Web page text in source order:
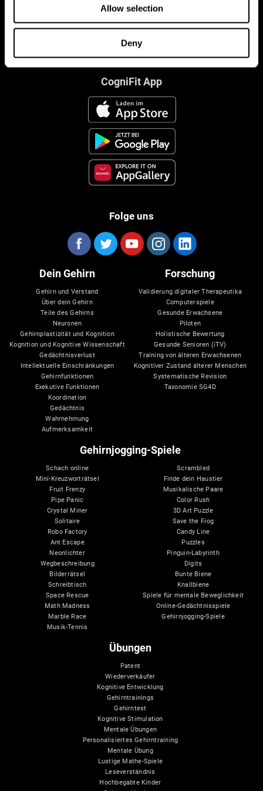
Allow selection
Deny
CogniFit App
Folge uns
Dein Gehirn
Gehirn und Verstand
Über dein Gehirn
Teile des Gehirns
Neuronen
Gehirnplastizität und Kognition
Kognition und Kognitive Wissenschaft
Gedächtnisverlust
Intellektuelle Einschränkungen
Gehirnfunktionen
Exekutive Funktionen
Koordination
Gedächtnis
Wahrnehmung
Aufmerksamkeit
Forschung
Validierung digitaler Therapeutika
Computerspiele
Gesunde Erwachsene
Piloten
Holistische Bewertung
Gesunde Senioren (iTV)
Training von älteren Erwachsenen
Kognitiver Zustand älterer Menschen
Systematische Revision
Taxonomie SG4D
Gehirnjogging-Spiele
Schach online
Mini-Kreuzworträtsel
Fruit Frenzy
Pipe Panic
Crystal Miner
Solitaire
Robo Factory
Ant Escape
Neonlichter
Wegbeschreibung
Bilderrätsel
Schreibtisch
Space Rescue
Math Madness
Marble Race
Musik-Tennis
Scrambled
Finde dein Haustier
Musikalische Paare
Color Rush
3D Art Puzzle
Save the Frog
Candy Line
Puzzles
Pinguin-Labyrinth
Digits
Bunte Biene
Knallbiene
Spiele für mentale Beweglichkeit
Online-Gedächtnisspiele
Gehirnjogging-Spiele
Übungen
Patent
Wiederverkäufer
Kognitive Entwicklung
Gehirntrainings
Gehirntest
Kognitive Stimulation
Mentale Übungen
Personalisiertes Gehirntraining
Mentale Übung
Lustige Mathe-Spiele
Leseverständnis
Hochbegabte Kinder